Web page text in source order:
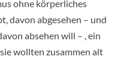
ohne körperliches
davon abgesehen – und
absehen will – , ein
wollten zusammen alt